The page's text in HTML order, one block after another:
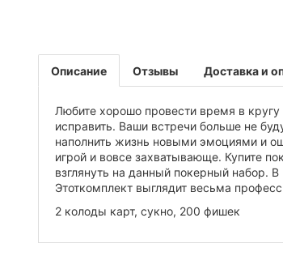
Описание
Любите хорошо провести время в
исправить. Ваши встречи больше не
наполнить жизнь новыми эмоциями и
игрой и вовсе захватывающе. Купите
взглянуть на данный покерный набор.
Этоткомплект выглядит весьма
2 колоды карт, сукно, 200 фишек
Отзывы Доставка и